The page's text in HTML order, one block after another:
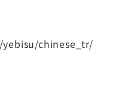
chinese_tr/